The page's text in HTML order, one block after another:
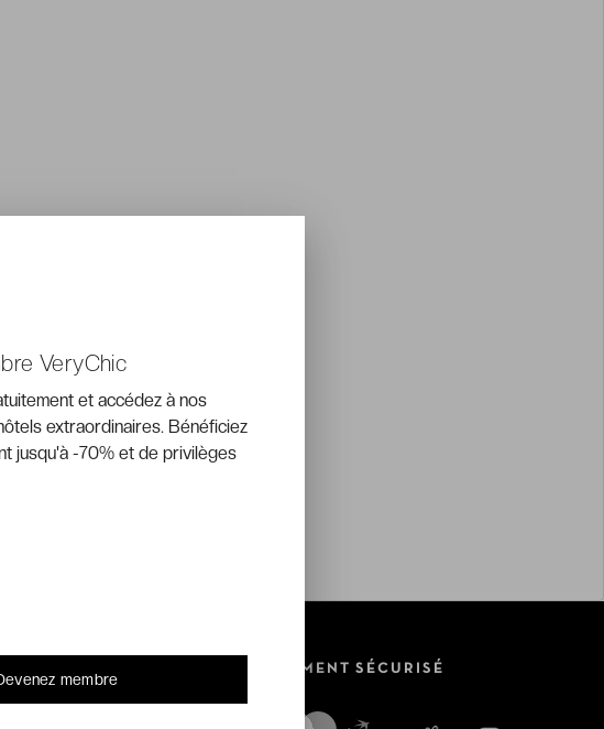
PAIEMENT SÉCURISÉ
VeryChic
et accédez à nos
extraordinaires. Bénéficiez
jusqu'à -70% et de privilèges
membre